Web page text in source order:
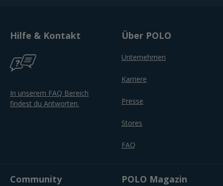
Hilfe & Kontakt
In unserem FAQ Bereich
findest du Antworten.
Über POLO
Unternehmen
Karriere
Presse
Stores
FAQ
Community POLO Magazin